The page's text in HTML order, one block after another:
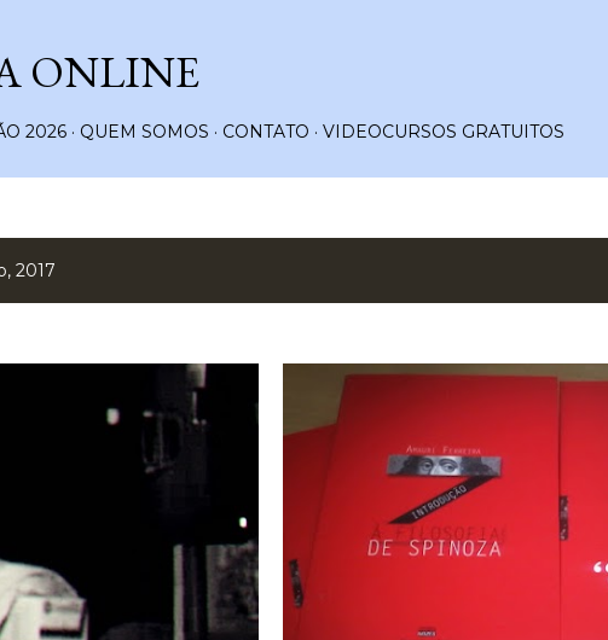
ONLINE
2026 QUEM SOMOS CONTATO VIDEOCURSOS GRATUITOS
2017